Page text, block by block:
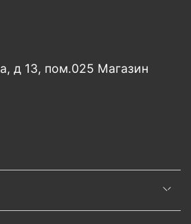
д 13, пом.025 Магазин